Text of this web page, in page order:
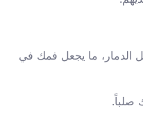
الدمار، ما يجعل فمك في
صلباً.